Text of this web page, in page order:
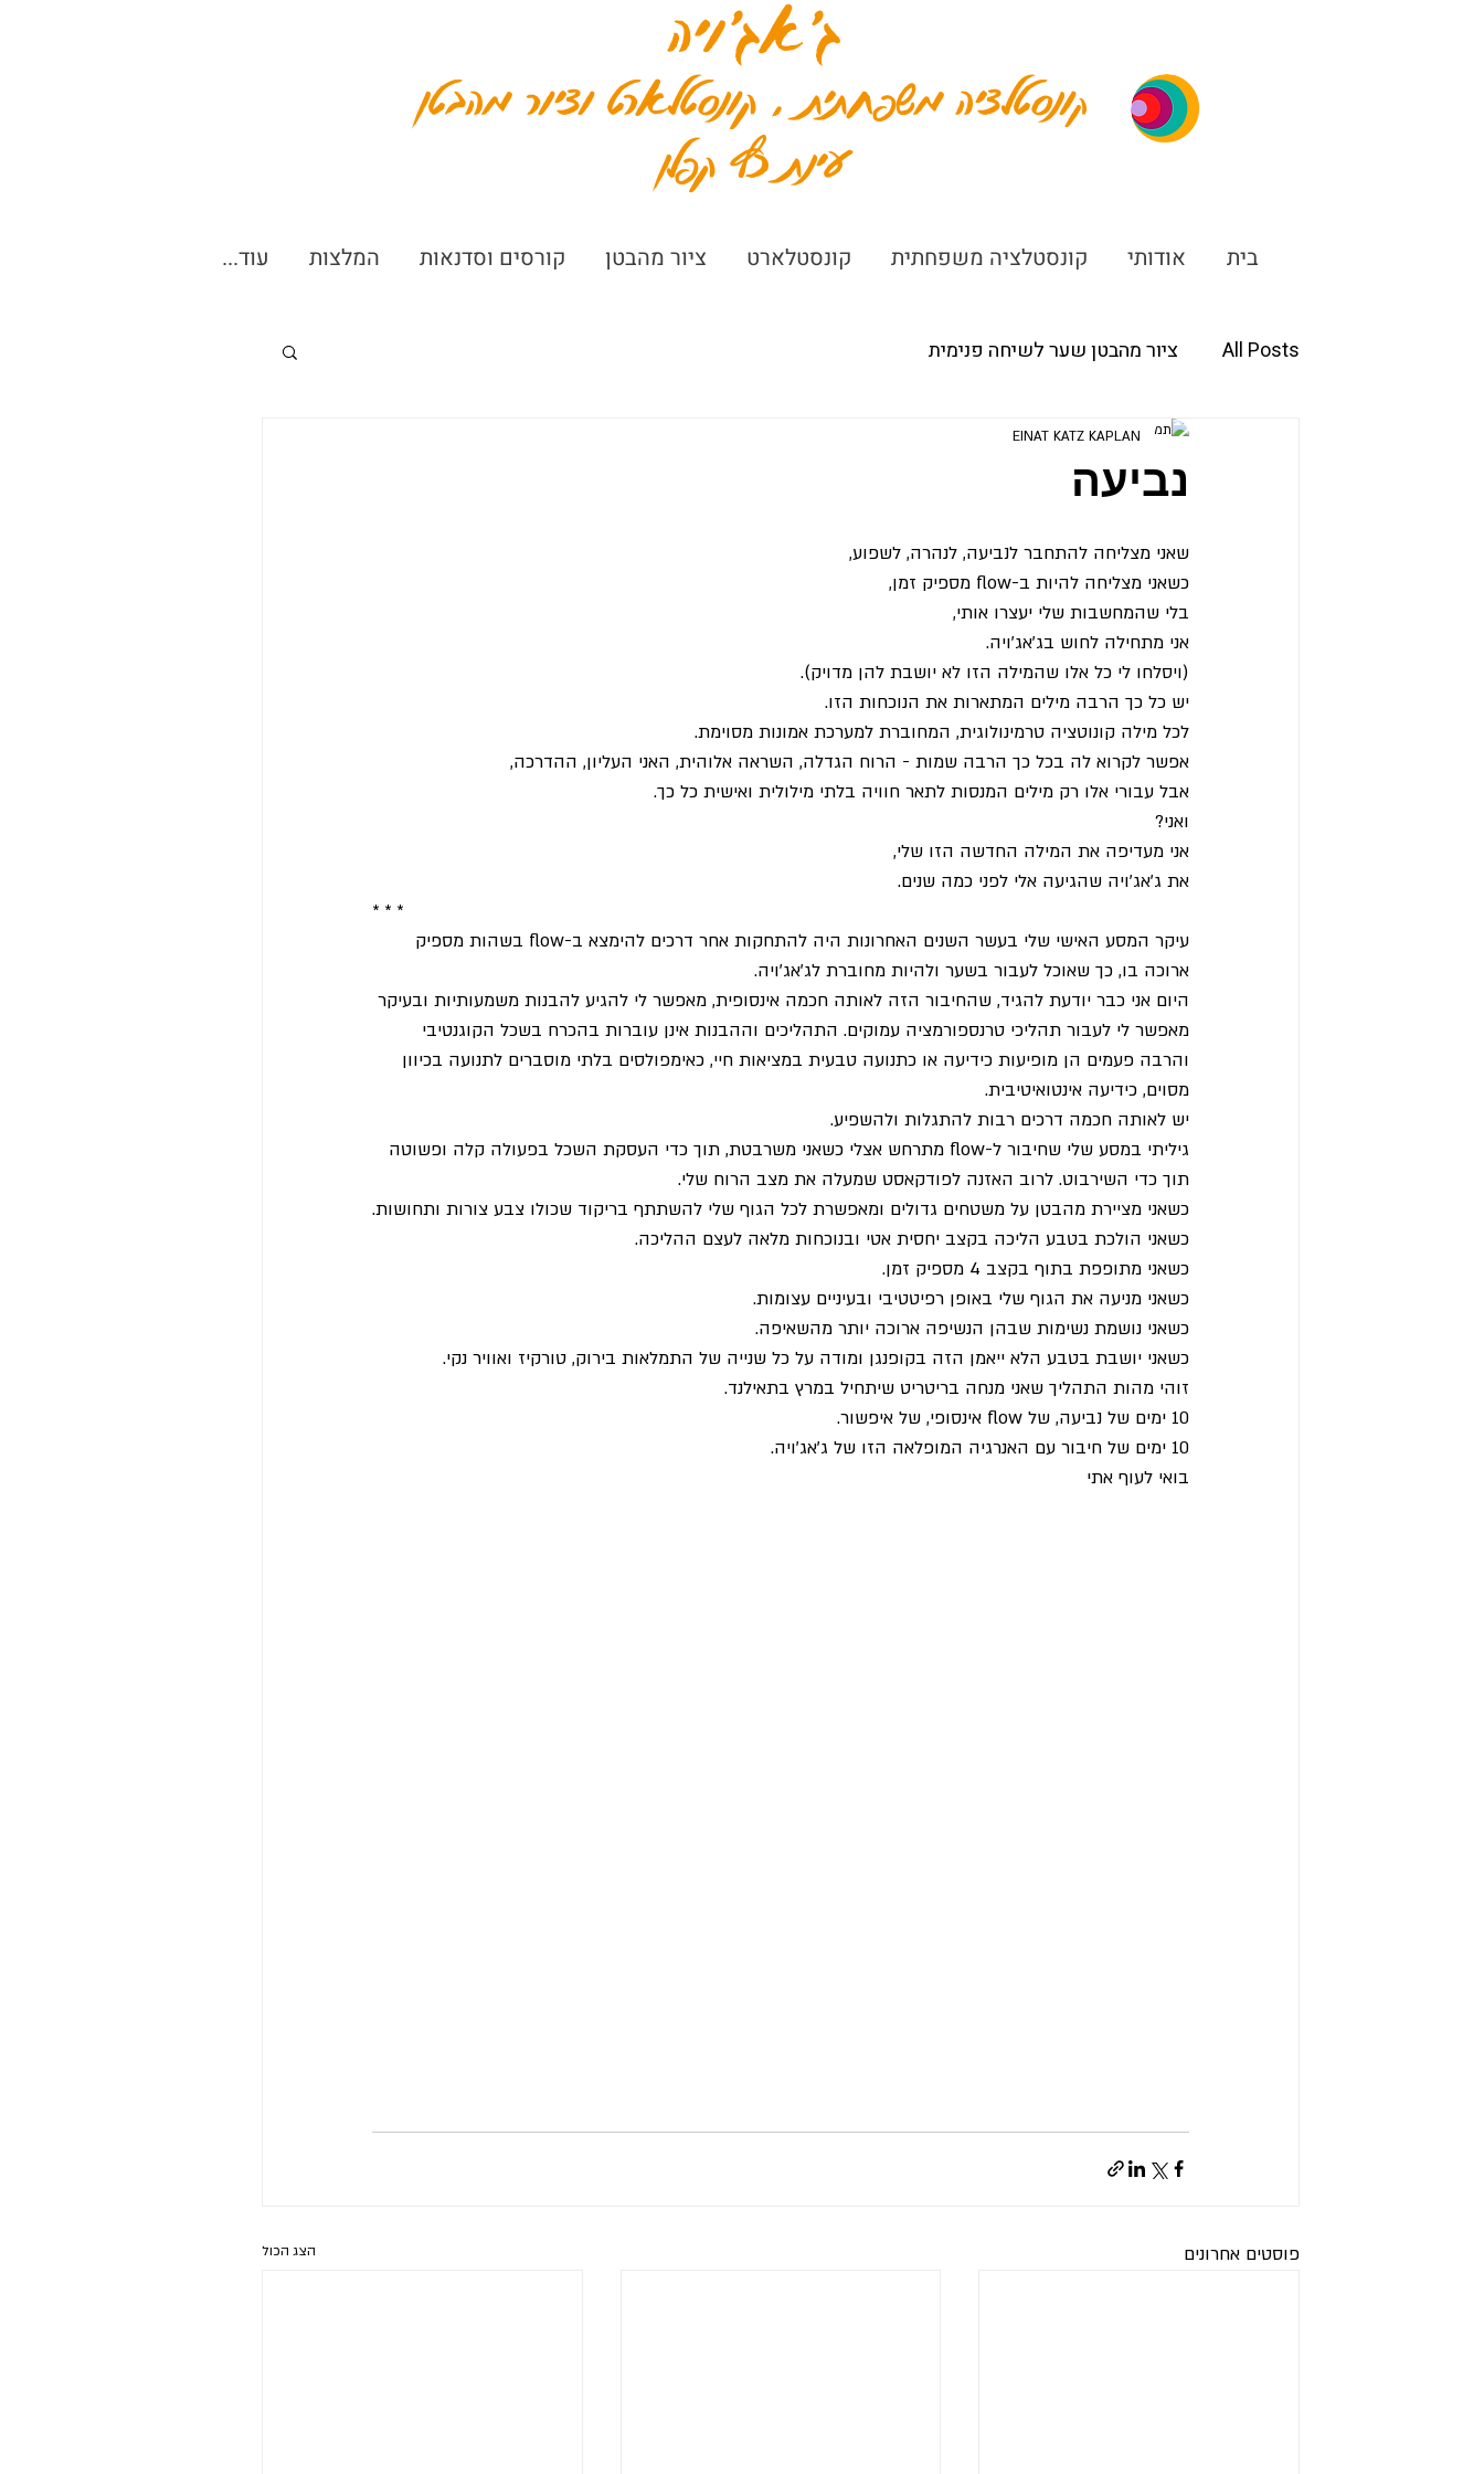
ג׳אג׳ויה
קונסטלציה משפחתית , קונסטלארט וציור מהבטן
עינת כץ קפלן
בית אודותי קונסטלציה משפחתית קונסטלארט ציור מהבטן קורסים וסדנאות המלצות עוד...
All Posts ציור מהבטן שער לשיחה פנימית
נביעה
EINAT KATZ KAPLAN
שאני מצליחה להתחבר לנביעה, לנהרה, לשפוע,
כשאני מצליחה להיות ב-flow מספיק זמן,
בלי שהמחשבות שלי יעצרו אותי,
אני מתחילה לחוש בג'אג'ויה.
(ויסלחו לי כל אלו שהמילה הזו לא יושבת להן מדויק).
יש כל כך הרבה מילים המתארות את הנוכחות הזו.
לכל מילה קונוטציה טרמינולוגית, המחוברת למערכת אמונות מסוימת.
אפשר לקרוא לה בכל כך הרבה שמות - הרוח הגדלה, השראה אלוהית, האני העליון, ההדרכה,
אבל עבורי אלו רק מילים המנסות לתאר חוויה בלתי מילולית ואישית כל כך.
ואני?
אני מעדיפה את המילה החדשה הזו שלי,
את ג'אג'ויה שהגיעה אלי לפני כמה שנים.
* * *
עיקר המסע האישי שלי בעשר השנים האחרונות היה להתחקות אחר דרכים להימצא ב-flow בשהות מספיק
ארוכה בו, כך שאוכל לעבור בשער ולהיות מחוברת לג'אג'ויה.
היום אני כבר יודעת להגיד, שהחיבור הזה לאותה חכמה אינסופית, מאפשר לי להגיע להבנות משמעותיות ובעיקר
מאפשר לי לעבור תהליכי טרנספורמציה עמוקים. התהליכים וההבנות אינן עוברות בהכרח בשכל הקוגנטיבי
והרבה פעמים הן מופיעות כידיעה או כתנועה טבעית במציאות חיי, כאימפולסים בלתי מוסברים לתנועה בכיוון
מסוים, כידיעה אינטואיטיבית.
יש לאותה חכמה דרכים רבות להתגלות ולהשפיע.
גיליתי במסע שלי שחיבור ל-flow מתרחש אצלי כשאני משרבטת, תוך כדי העסקת השכל בפעולה קלה ופשוטה
תוך כדי השירבוט. לרוב האזנה לפודקאסט שמעלה את מצב הרוח שלי.
כשאני מציירת מהבטן על משטחים גדולים ומאפשרת לכל הגוף שלי להשתתף בריקוד שכולו צבע צורות ותחושות.
כשאני הולכת בטבע הליכה בקצב יחסית אטי ובנוכחות מלאה לעצם ההליכה.
כשאני מתופפת בתוף בקצב 4 מספיק זמן.
כשאני מניעה את הגוף שלי באופן רפיטטיבי ובעיניים עצומות.
כשאני נושמת נשימות שבהן הנשיפה ארוכה יותר מהשאיפה.
כשאני יושבת בטבע הלא ייאמן הזה בקופנגן ומודה על כל שנייה של התמלאות בירוק, טורקיז ואוויר נקי.
זוהי מהות התהליך שאני מנחה בריטריט שיתחיל במרץ בתאילנד.
10 ימים של נביעה, של flow אינסופי, של איפשור.
10 ימים של חיבור עם האנרגיה המופלאה הזו של ג'אג'ויה.
בואי לעוף אתי
פוסטים אחרונים הצג הכול